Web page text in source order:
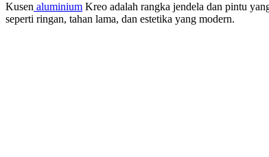
Kusen aluminium Kreo adalah rangka jendela dan pintu
seperti ringan, tahan lama, dan estetika yang modern.